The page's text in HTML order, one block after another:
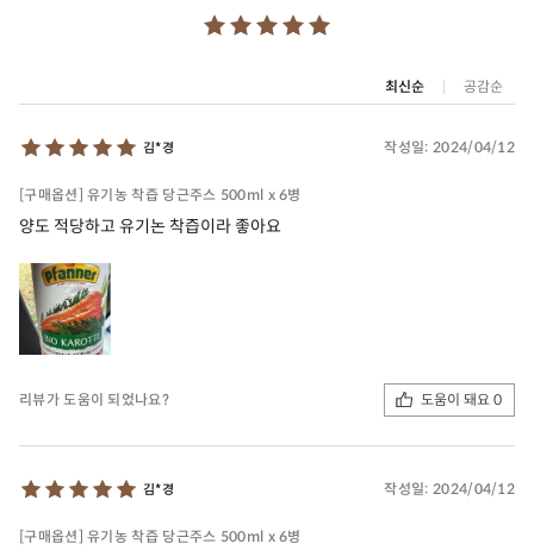
최신순 공감순
김*경 작성일: 2024/04/12
[구매옵션] 유기농 착즙 당근주스 500ml x 6병
양도 적당하고 유기논 착즙이라 좋아요
리뷰가 도움이 되었나요? 도움이 돼요 0
김*경 작성일: 2024/04/12
[구매옵션] 유기농 착즙 당근주스 500ml x 6병